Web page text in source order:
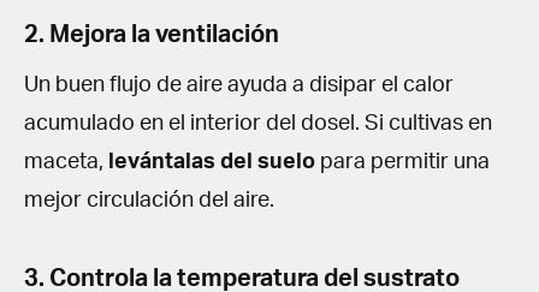
2. Mejora la ventilación
Un buen flujo de aire ayuda a disipar el calor
acumulado en el interior del dosel. Si cultivas en
maceta, levántalas del suelo para permitir una
mejor circulación del aire.
3. Controla la temperatura del sustrato